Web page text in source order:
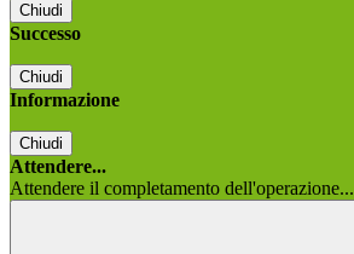
Chiudi
Successo
Chiudi
Informazione
Chiudi
Attendere...
Attendere il completamento dell'operazione...